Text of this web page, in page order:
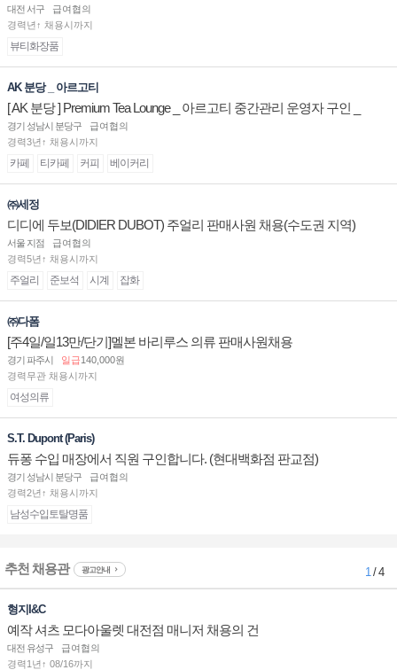
채용
대전 서구
급여협의
경력년↑ 채용시까지
뷰티화장품
AK 분당 _ 아르고티
[ AK 분당 ] Premium Tea Lounge _ 아르고티 중간관리 운영자 구인 _
경기 성남시 분당구
급여협의
경력3년↑ 채용시까지
카페 티카페 커피 베이커리
㈜세정
디디에 두보(DIDIER DUBOT) 주얼리 판매사원 채용(수도권 지역)
서울 지점
급여협의
경력5년↑ 채용시까지
주얼리 준보석 시계 잡화
㈜다폼
[주4일/일13만/단기]멜본 바리루스 의류 판매사원채용
경기 파주시 일급140,000원
경력무관 채용시까지
여성의류
S.T. Dupont (Paris)
듀퐁 수입 매장에서 직원 구인합니다. (현대백화점 판교점)
경기 성남시 분당구
급여협의
경력2년↑ 채용시까지
남성수입토탈명품
추천 채용관 광고안내 1/ 4
형지I&C
예작 셔츠 모다아울렛 대전점 매니저 채용의 건
대전 유성구
급여협의
경력1년↑ 08/16까지